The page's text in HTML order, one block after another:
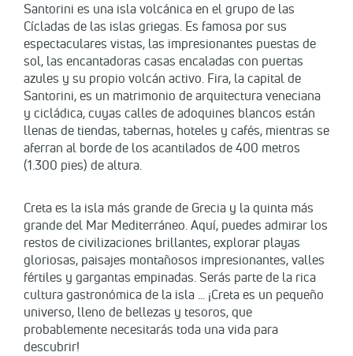
Santorini es una isla volcánica en el grupo de las
Cícladas de las islas griegas. Es famosa por sus
espectaculares vistas, las impresionantes puestas de
sol, las encantadoras casas encaladas con puertas
azules y su propio volcán activo. Fira, la capital de
Santorini, es un matrimonio de arquitectura veneciana
y cicládica, cuyas calles de adoquines blancos están
llenas de tiendas, tabernas, hoteles y cafés, mientras se
aferran al borde de los acantilados de 400 metros
(1.300 pies) de altura.
Creta es la isla más grande de Grecia y la quinta más
grande del Mar Mediterráneo. Aquí, puedes admirar los
restos de civilizaciones brillantes, explorar playas
gloriosas, paisajes montañosos impresionantes, valles
fértiles y gargantas empinadas. Serás parte de la rica
cultura gastronómica de la isla ... ¡Creta es un pequeño
universo, lleno de bellezas y tesoros, que
probablemente necesitarás toda una vida para
descubrir!